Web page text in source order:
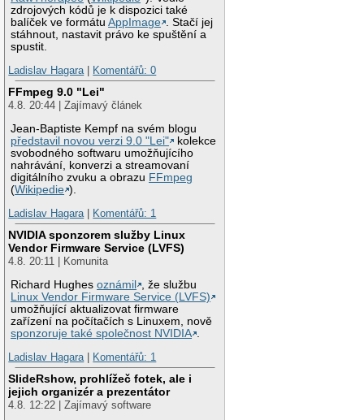
zdrojových kódů je k dispozici také
balíček ve formátuAppImage
. Stačí jej
stáhnout, nastavit právo ke spuštění a
spustit.
Ladislav Hagara| Komentářů: 0
FFmpeg 9.0 "Lei"
4.8. 20:44 | Zajímavý článek
Jean-Baptiste Kempf na svém blogu
představil novou verzi 9.0 "Lei"
kolekce
svobodného softwaru umožňujícího
nahrávání, konverzi a streamovaní
digitálního zvuku a obrazu FFmpeg
(Wikipedie ).
Ladislav Hagara| Komentářů: 1
NVIDIA sponzorem služby Linux
Vendor Firmware Service (LVFS)
4.8. 20:11 | Komunita
Richard Hughesoznámil
, že službu
Linux Vendor Firmware Service (LVFS)
umožňující aktualizovat firmware
zařízení na počítačích s Linuxem, nově
sponzoruje také společnost NVIDIA
Ladislav Hagara| Komentářů: 1
SlideRshow, prohlížeč fotek, ale i
jejich organizér a prezentátor
4.8. 12:22 | Zajímavý software